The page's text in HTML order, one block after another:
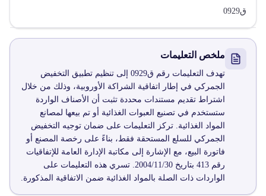
ق0929
ملخص التعليمات
تهدف التعليمات رقم ق0929 إلى تنظيم تطبيق التخفيض
الجمركي في إطار اتفاقية الشراكة الأوروبية، وذلك من خلال
اشتراط تقديم مستندات محددة تثبت أن الأصناف الواردة
ستستخدم في تصنيع العبوات الغذائية أو تم بيعها لمصانع
المواد الغذائية. تركز التعليمات على ضمان توجيه التخفيض
الجمركي للسلع المستحقة فقط، بناءً على رخصة المصنع أو
فاتورة البيع، مع الإشارة إلى مكاتبة الإدارة العامة للإتفاقيات
رقم 413 بتاريخ 2004/11/30. تسري هذه التعليمات على
الواردات ذات الصلة بالمواد الغذائية ضمن الاتفاقية المذكورة.